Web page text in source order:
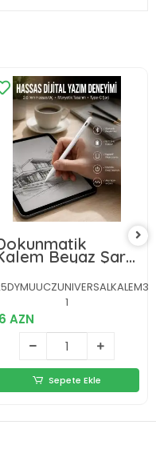
Beyaz Şarjlı
Uçlu
ve İOS
1
AZN
Sepete Ekle